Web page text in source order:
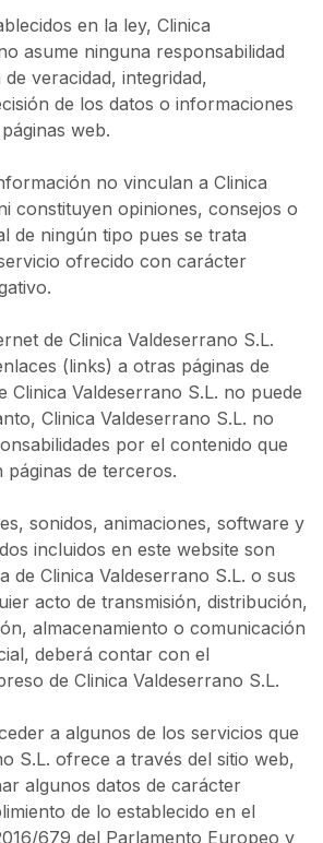
en la ley, Clinica
asume ninguna responsabilidad
veracidad, integridad,
de los datos o informaciones
web.
no vinculan a Clinica
constituyen opiniones, consejos o
de ningún tipo pues se trata
ofrecido con carácter
de Clinica Valdeserrano S.L.
(links) a otras páginas de
Clinica Valdeserrano S.L. no puede
Clinica Valdeserrano S.L. no
por el contenido que
páginas de terceros.
sonidos, animaciones, software y
incluidos en este website son
de Clinica Valdeserrano S.L. o sus
acto de transmisión, distribución,
almacenamiento o comunicación
deberá contar con el
de Clinica Valdeserrano S.L.
a algunos de los servicios que
S.L. ofrece a través del sitio web,
algunos datos de carácter
de lo establecido en el
679 del Parlamento Europeo y